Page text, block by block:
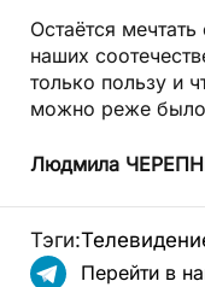
Остаётся
наших
только пользу и
можно реже было
Людмила
Тэги:
Перейти в